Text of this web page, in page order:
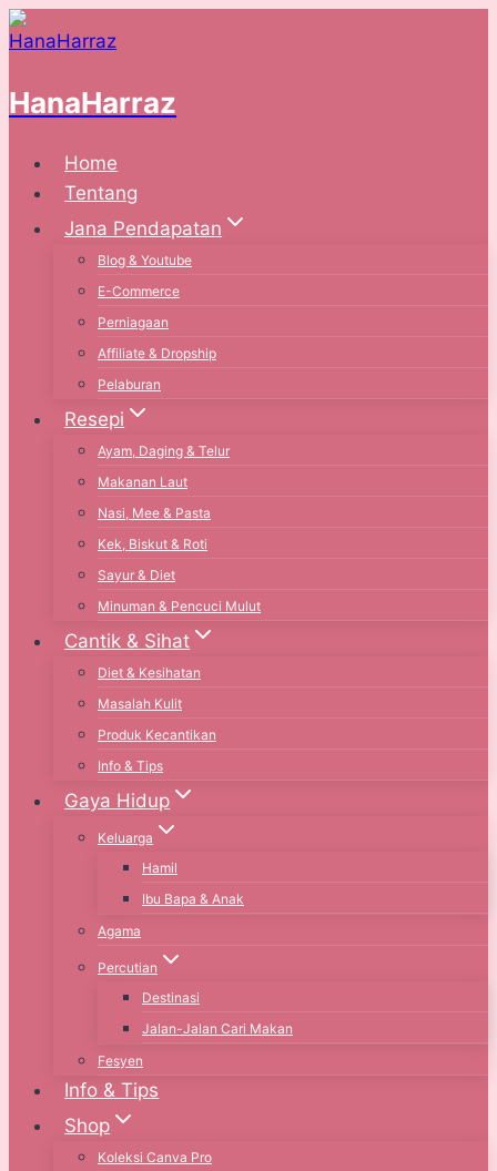
Skip
to
HanaHarraz
Home
Tentang
Jana Pendapatan
Blog & Youtube
E-Commerce
Perniagaan
Affiliate & Dropship
Pelaburan
Resepi
Ayam, Daging & Telur
Makanan Laut
Nasi, Mee & Pasta
Kek, Biskut & Roti
Sayur & Diet
Minuman & Pencuci Mulut
Cantik & Sihat
Diet & Kesihatan
Masalah Kulit
Produk Kecantikan
Info & Tips
Gaya Hidup
Keluarga
Hamil
Ibu Bapa & Anak
Agama
Percutian
Destinasi
Jalan-Jalan Cari Makan
Fesyen
Info & Tips
Shop
Koleksi Canva Pro